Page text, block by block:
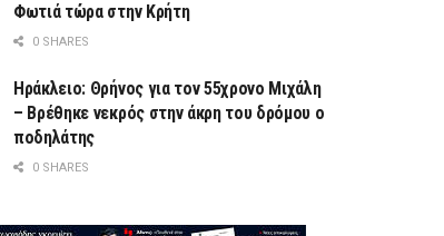
Φωτιά τώρα στην Κρήτη
0 SHARES
Ηράκλειο: Θρήνος για τον 55χρονο Μιχάλη
– Βρέθηκε νεκρός στην άκρη του δρόμου ο
ποδηλάτης
0 SHARES